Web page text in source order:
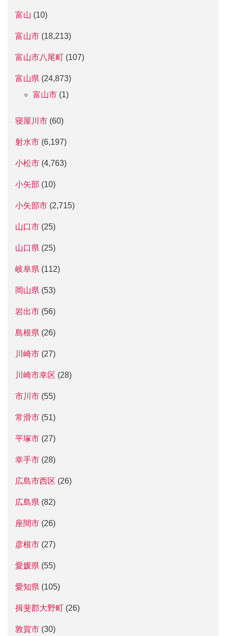
富山 (10)
富山市 (18,213)
富山市八尾町 (107)
富山県 (24,873)
富山市 (1)
寝屋川市 (60)
射水市 (6,197)
小松市 (4,763)
小矢部 (10)
小矢部市 (2,715)
山口市 (25)
山口県 (25)
岐阜県 (112)
岡山県 (53)
岩出市 (56)
島根県 (26)
川崎市 (27)
川崎市幸区 (28)
市川市 (55)
常滑市 (51)
平塚市 (27)
幸手市 (28)
広島市西区 (26)
広島県 (82)
座間市 (26)
彦根市 (27)
愛媛県 (55)
愛知県 (105)
揖斐郡大野町 (26)
敦賀市 (30)